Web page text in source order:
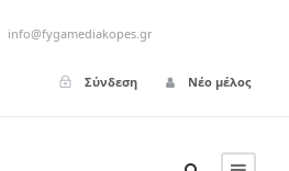
info@fygamediakopes.gr
Σύνδεση Νέο μέλος